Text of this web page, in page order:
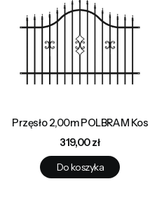
Przęsło 2,00m POLBRAM Kos
Cena
319,00 zł
Do koszyka